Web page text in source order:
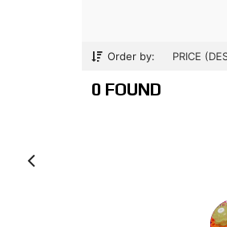
Order by: PRICE
0 FOUND